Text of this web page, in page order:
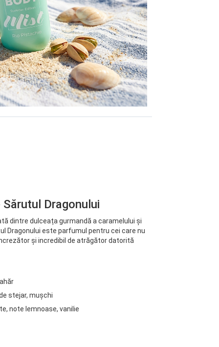
Dragonului
dintre dulceața gurmandă a caramelului și
Dragonului este parfumul pentru cei care nu
și incredibil de atrăgător datorită
stejar, mușchi
note lemnoase, vanilie